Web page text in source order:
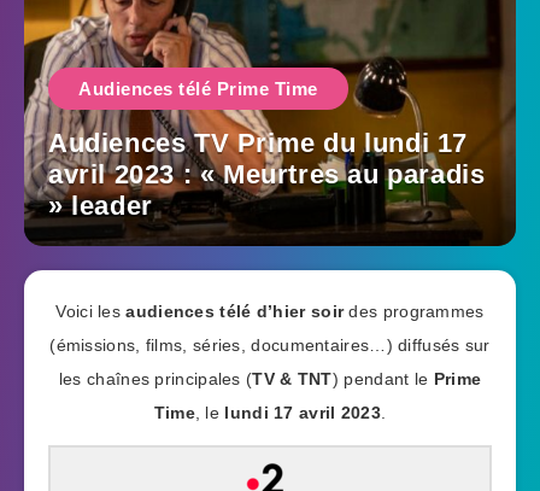
Audiences télé Prime Time
Audiences TV Prime du lundi 17
avril 2023 : « Meurtres au paradis
» leader
Voici lesaudiences télé d’hier soirdes programmes
(émissions, films, séries, documentaires…) diffusés sur
les chaînes principales (TV & TNT) pendant le Prime
Time, le lundi 17 avril 2023